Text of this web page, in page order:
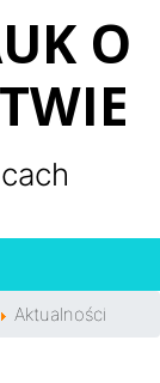
O
Aktualności